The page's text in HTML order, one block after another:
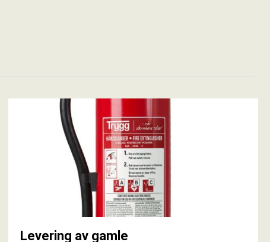
Levering av gamle